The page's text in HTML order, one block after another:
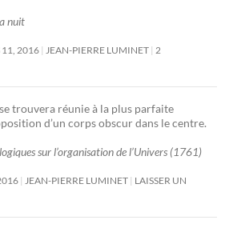
nuit
11, 2016 JEAN-PIERRE LUMINET 2
trouvera réunie à la plus parfaite
d’un corps obscur dans le centre.
sur l’organisation de l’Univers (1761)
JEAN-PIERRE LUMINET LAISSER UN